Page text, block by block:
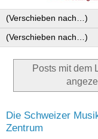
Posts mit dem
Die Schweizer
Zentrum